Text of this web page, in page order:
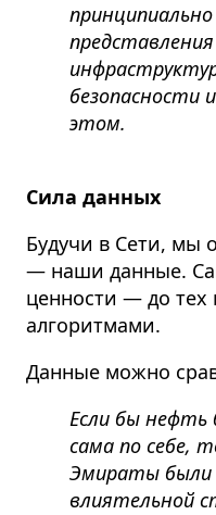
безопасности
этом.
Сила данных
Будучи в Сети, мы
— наши данные.
ценности — до тех
алгоритмами.
Данные можно
Если бы
сама по себе,
Эмираты были
влиятельной